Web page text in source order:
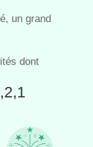
un grand
dont